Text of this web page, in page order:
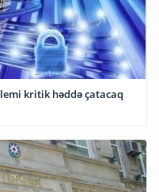
kritik həddə çatacaq